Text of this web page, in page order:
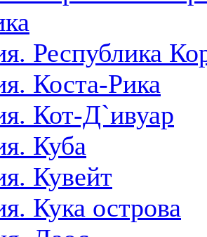
Республика
Коста-Рика
Кот-Д`ивуар
Куба
Кувейт
Кука острова